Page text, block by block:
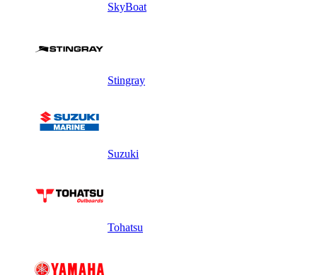
SkyBoat
Stingray
Suzuki
Tohatsu